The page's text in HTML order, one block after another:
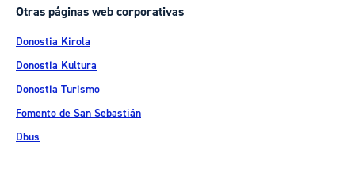
Otras páginas web corporativas
Donostia Kirola
Donostia Kultura
Donostia Turismo
Fomento de San Sebastián
Dbus